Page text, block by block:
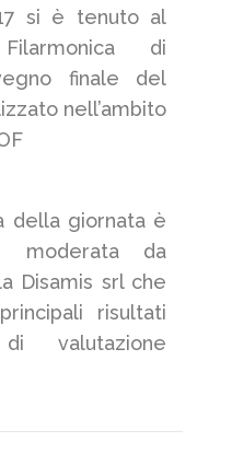
si è tenuto al
di
finale del
nell’ambito
della giornata è
moderata da
Disamis srl che
risultati
valutazione